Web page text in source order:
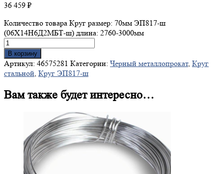
36 459 ₽
Количество товара Круг размер: 70мм ЭП817-ш
(06Х14Н6Д2МБТ-ш) длина: 2760-3000мм
В корзину
Артикул: 46575281 Категории: Черный металлопрокат, Круг
стальной, Круг ЭП817-ш
Вам также будет интересно…